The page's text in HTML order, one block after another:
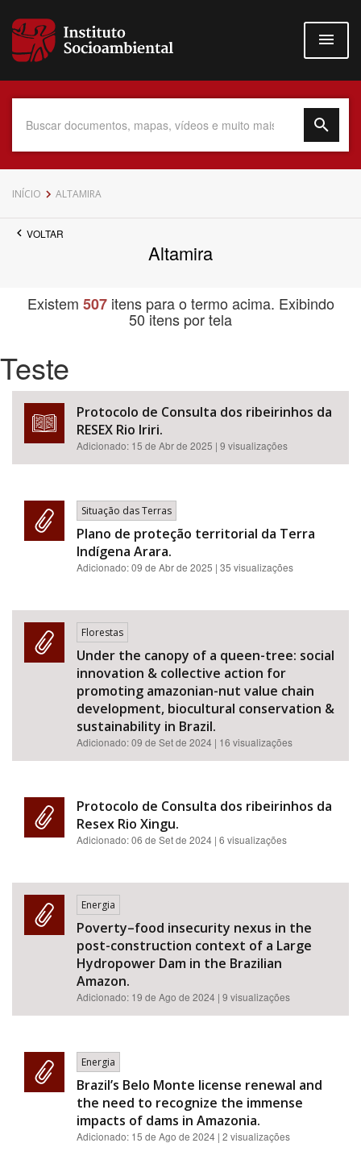
para
conteúdo
Data do Documento
Tema
Área de Levantamento
Área Protegida
INÍCIO ALTAMIRA
VOLTAR
Altamira
Existem 507itens para o termo acima. Exibindo
50 itens por tela
Teste
Protocolo de Consulta dos ribeirinhos da
RESEX Rio Iriri.
Adicionado: 15 de Abr de 2025 | 9 visualizações
Situação das Terras
Plano de proteção territorial da Terra
Indígena Arara.
Adicionado:09 de Abr de 2025 | 35 visualizações
Florestas
Under the canopy of a queen-tree: social
innovation & collective action for
promoting amazonian-nut value chain
development, biocultural conservation &
sustainability in Brazil.
Adicionado:09 de Set de 2024 | 16 visualizações
Protocolo de Consulta dos ribeirinhos da
Resex Rio Xingu.
Adicionado:06 de Set de 2024 | 6 visualizações
Energia
Poverty–food insecurity nexus in the
post-construction context of a Large
Hydropower Dam in the Brazilian
Amazon.
Adicionado: 19 de Ago de 2024 | 9 visualizações
Energia
Brazil’s Belo Monte license renewal and
the need to recognize the immense
impacts of dams in Amazonia.
Adicionado: 15 de Ago de 2024 | 2 visualizações